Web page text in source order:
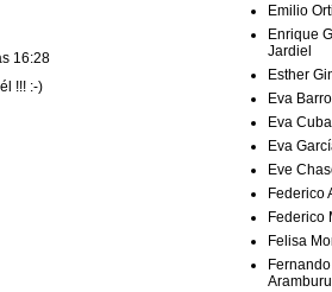
16:28
!!! :-)
Emilio
Enrique
Jardiel
Esther
Eva Barro
Eva
Eva
Eve
Federico
Federico
Felisa
Fernando
Aramburu